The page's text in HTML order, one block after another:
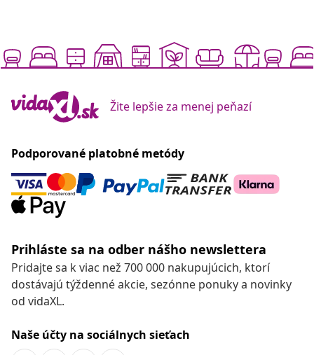
Žite lepšie za menej peňazí
Podporované platobné metódy
Prihláste sa na odber nášho newslettera
Pridajte sa k viac než 700 000 nakupujúcich, ktorí
dostávajú týždenné akcie, sezónne ponuky a novinky
od vidaXL.
Naše účty na sociálnych sieťach